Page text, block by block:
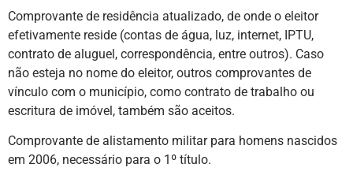
Comprovante de residência atualizado, de onde o eleitor
efetivamente reside (contas de água, luz, internet, IPTU,
contrato de aluguel, correspondência, entre outros). Caso
não esteja no nome do eleitor, outros comprovantes de
vínculo com o município, como contrato de trabalho ou
escritura de imóvel, também são aceitos.
Comprovante de alistamento militar para homens nascidos
em 2006, necessário para o 1º título.